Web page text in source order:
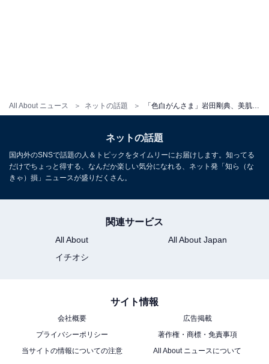
All About ニュース ネットの話題
ネットの話題
国内外のSNSで話題の人＆トピックをタイムリーにお届けします。知ってる
だけでちょっと得する、なんだか楽しい気分になれる、ネット発「知ら（な
きゃ）損」ニュースが盛りだくさん。
関連サービス
All About
All About Japan
イチオシ
サイト情報
会社概要
広告掲載
プライバシーポリシー
著作権・商標・免責事項
当サイトの情報についての注意
All About ニュースについて